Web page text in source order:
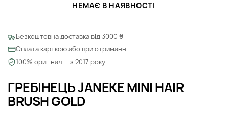
ГРЕБІНЕЦЬ JANEKE MINI HAIR
BRUSH GOLD
НЕМАЄ В НАЯВНОСТІ
Безкоштовна доставка від 3000 ₴
Оплата карткою або при отриманні
100% оригінал — з 2017 року